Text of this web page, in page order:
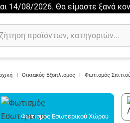
14/08/2026. Θα είμαστε ξανά
| Οικιακός Εξοπλισμός | Φωτισμός
Φωτισμός Εσωτερικού Χώρου